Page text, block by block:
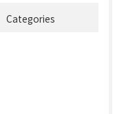
Categories